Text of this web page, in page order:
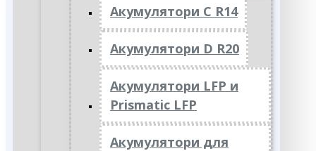
Акумулятори C R14
Акумулятори D R20
Акумулятори LFP и
Prismatic LFP
Акумулятори для